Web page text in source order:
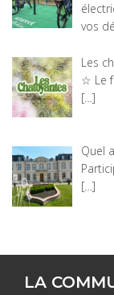
vos
Les
☆ Le
[…]
Quel
[…]
LA